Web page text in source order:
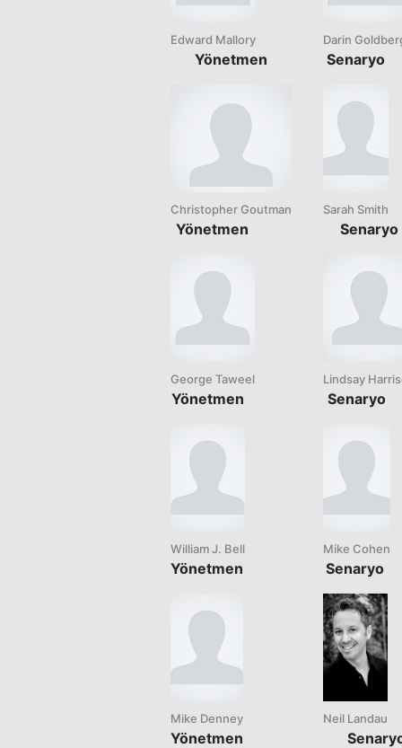
Edward Mallory
Yönetmen
Christopher Goutman
Yönetmen
George Taweel
Yönetmen
William J. Bell
Yönetmen
Mike Denney
Yönetmen
Darin
Senaryo
Sarah Smith
Senaryo
Lindsay
Senaryo
Mike Cohen
Senaryo
Neil Landau